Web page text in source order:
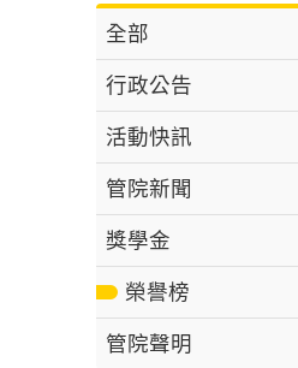
全部
行政公告
活動快訊
管院新聞
獎學金
榮譽榜
管院聲明